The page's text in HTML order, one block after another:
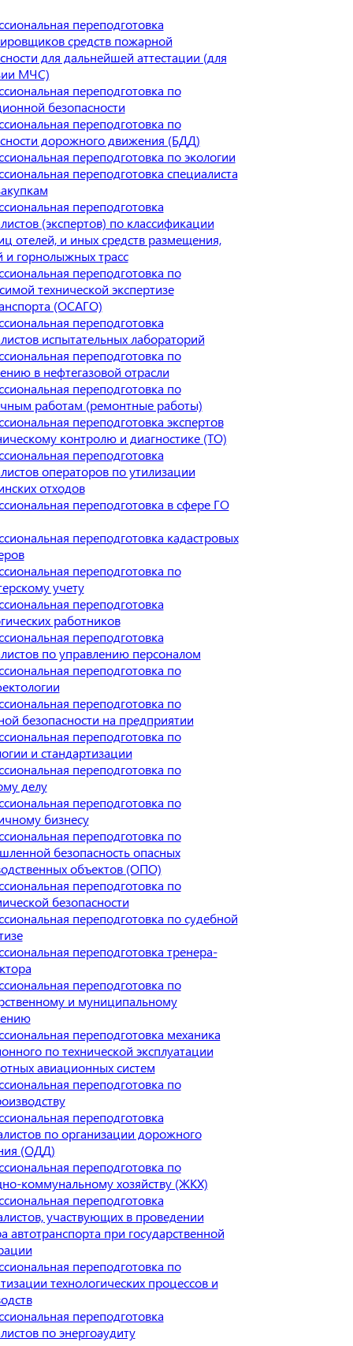
переподготовка
средств пожарной
для дальнейшей аттестации (для
МЧС)
переподготовка по
безопасности
переподготовка по
дорожного движения (БДД)
переподготовка по экологии
переподготовка специалиста
переподготовка
(экспертов) по классификации
отелей, и иных средств размещения,
и горнолыжных трасс
переподготовка по
технической экспертизе
(ОСАГО)
переподготовка
испытательных лабораторий
переподготовка по
в нефтегазовой отрасли
переподготовка по
работам (ремонтные работы)
переподготовка экспертов
контролю и диагностике (ТО)
переподготовка
операторов по утилизации
отходов
переподготовка в сфере ГО
переподготовка кадастровых
переподготовка по
учету
переподготовка
работников
переподготовка
по управлению персоналом
переподготовка по
переподготовка по
безопасности на предприятии
переподготовка по
и стандартизации
переподготовка по
делу
переподготовка по
бизнесу
переподготовка по
безопасность опасных
объектов (ОПО)
переподготовка по
безопасности
переподготовка по судебной
переподготовка тренера-
переподготовка по
и муниципальному
переподготовка механика
по технической эксплуатации
авиационных систем
переподготовка по
переподготовка
по организации дорожного
(ОДД)
переподготовка по
коммунальному хозяйству (ЖКХ)
переподготовка
участвующих в проведении
автотранспорта при государственной
переподготовка по
технологических процессов и
переподготовка
по энергоаудиту